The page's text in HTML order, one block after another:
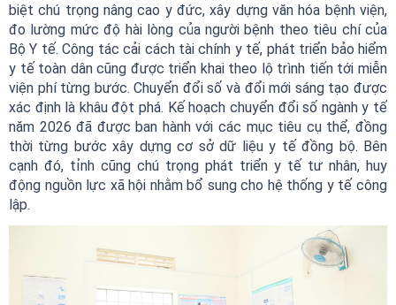
biệt chú trọng nâng cao y đức, xây dựng văn hóa bệnh viện,
đo lường mức độ hài lòng của người bệnh theo tiêu chí của
Bộ Y tế. Công tác cải cách tài chính y tế, phát triển bảo hiểm
y tế toàn dân cũng được triển khai theo lộ trình tiến tới miễn
viện phí từng bước. Chuyển đổi số và đổi mới sáng tạo được
xác định là khâu đột phá. Kế hoạch chuyển đổi số ngành y tế
năm 2026 đã được ban hành với các mục tiêu cụ thể, đồng
thời từng bước xây dựng cơ sở dữ liệu y tế đồng bộ. Bên
cạnh đó, tỉnh cũng chú trọng phát triển y tế tư nhân, huy
động nguồn lực xã hội nhằm bổ sung cho hệ thống y tế công
lập.